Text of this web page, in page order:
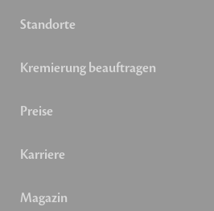
Standorte
Kremierung beauftragen
Preise
Karriere
Magazin